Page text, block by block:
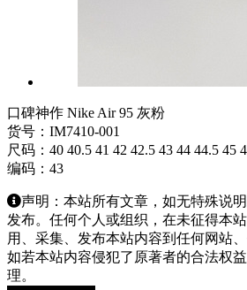
口碑神作 Nike Air 95 灰粉
货号：IM7410-001
尺码：40 40.5 41 42 42.5 43 44 44.5 45
编码：43
声明：本站所有文章，如无特殊说
发布。任何个人或组织，在未征得本
用、采集、发布本站内容到任何网站
如若本站内容侵犯了原著者的合法权
理。